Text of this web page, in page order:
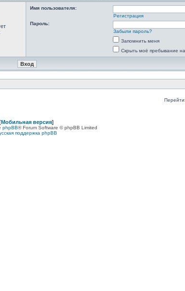
Имя пользователя:
Регистрация
Пароль:
Забыли пароль?
Запомнить меня
Скрыть моё пребывание
Перейти:
Мобильная версия]
phpBB® Forum Software © phpBB Limited
поддержка phpBB